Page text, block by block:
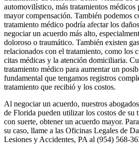
automovilístico, más tratamientos médicos
mayor compensación. También podemos
tratamiento médico podría afectar los
negociar un acuerdo más alto,
doloroso o traumático. También existen
relacionados con el tratamiento, como los
citas médicas y la atención domiciliaria.
tratamiento médico para aumentar un
fundamental que tengamos registros
tratamiento que recibió y los costos.
Al negociar un acuerdo, nuestros
de Florida pueden utilizar los costos de su
con suerte, obtener un acuerdo mayor.
su caso, llame a las Oficinas Legales de
Lesiones y Accidentes, PA al (954) 568-